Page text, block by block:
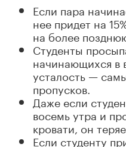
Если пара
нее придет на
на более
Студенты
начинающихся в
усталость —
пропусков.
Даже если
восемь утра и
кровати, он
Если студенту